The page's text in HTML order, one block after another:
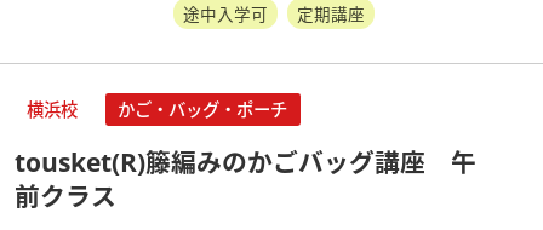
途中入学可 定期講座
横浜校 かご・バッグ・ポーチ
tousket(R)籐編みのかごバッグ講座 午
前クラス